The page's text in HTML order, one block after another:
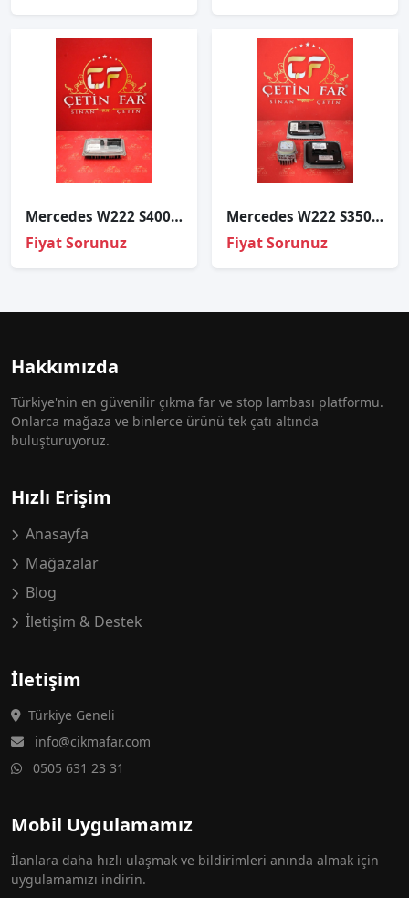
Mercedes W222 S400 Led Beyni̇ Sökme Orj A2229004505
Fiyat Sorunuz
Mercedes W222 S350 S400 S500 Maybach Sağ Far Beyi̇n Seti̇
Fiyat Sorunuz
Hakkımızda
Türkiye'nin en güvenilir çıkma far ve stop lambası platformu.
Onlarca mağaza ve binlerce ürünü tek çatı altında
buluşturuyoruz.
Hızlı Erişim
Anasayfa
Mağazalar
Blog
İletişim & Destek
İletişim
Türkiye Geneli
info@cikmafar.com
0505 631 23 31
Mobil Uygulamamız
İlanlara daha hızlı ulaşmak ve bildirimleri anında almak için
uygulamamızı indirin.